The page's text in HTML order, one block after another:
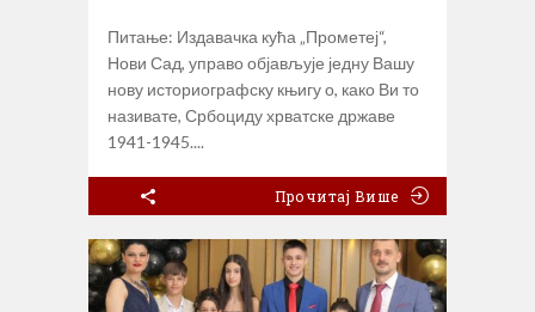
Питање: Издавачка кућа „Прометеј“,
Нови Сад, управо објављује једну Вашу
нову историографску књигу о, како Ви то
називате, Србоциду хрватске државе
1941-1945.
Прочитај Више